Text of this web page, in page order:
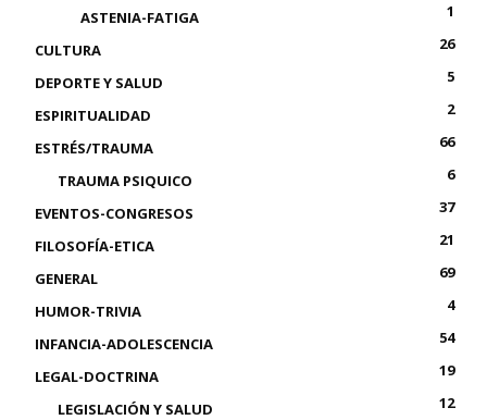
ASTENIA-FATIGA
1
CULTURA
26
DEPORTE Y SALUD
5
ESPIRITUALIDAD
2
ESTRÉS/TRAUMA
66
TRAUMA PSIQUICO
6
EVENTOS-CONGRESOS
37
FILOSOFÍA-ETICA
21
GENERAL
69
HUMOR-TRIVIA
4
INFANCIA-ADOLESCENCIA
54
LEGAL-DOCTRINA
19
LEGISLACIÓN Y SALUD
12